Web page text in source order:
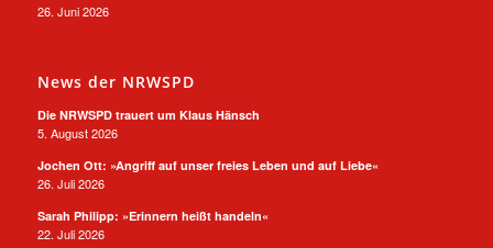
26. Juni 2026
News der NRWSPD
Die NRWSPD trauert um Klaus Hänsch
5. August 2026
Jochen Ott: »Angriff auf unser freies Leben und auf Liebe«
26. Juli 2026
Sarah Philipp: »Erinnern heißt handeln«
22. Juli 2026